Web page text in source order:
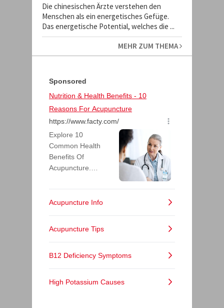
Die chinesischen Ärzte verstehen den
Menschen als ein energetisches Gefüge.
Das energetische Potential, welches die ...
MEHR ZUM THEMA